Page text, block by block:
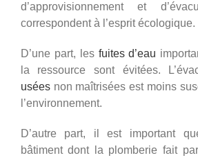
d’approvisionnement et
correspondent à l’esprit écologique.
D’une part, les fuites d’eau
la ressource sont évitées.
uséesnon maîtrisées est moins
l’environnement.
D’autre part, il est important
bâtiment dont la plomberie fait